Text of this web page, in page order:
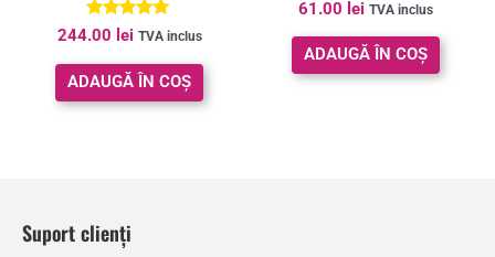
Evaluat la
5.00
din 5
244.00 lei TVA inclus
ADAUGĂ ÎN COȘ
61.00 lei TVA inclus
ADAUGĂ ÎN COȘ
Suport clienți